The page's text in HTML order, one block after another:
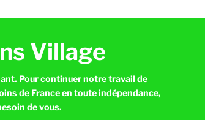
Village
Pour continuer notre travail de
de France en toute indépendance,
de vous.